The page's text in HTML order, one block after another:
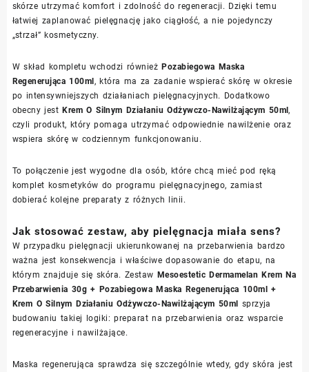
skórze utrzymać komfort i zdolność do regeneracji. Dzięki temu
łatwiej zaplanować pielęgnację jako ciągłość, a nie pojedynczy
„strzał” kosmetyczny.
W skład kompletu wchodzi równieżPozabiegowa Maska
Regenerująca 100ml, która ma za zadanie wspierać skórę w okresie
po intensywniejszych działaniach pielęgnacyjnych. Dodatkowo
obecny jestKrem O Silnym Działaniu Odżywczo-Nawilżającym 50ml,
czyli produkt, który pomaga utrzymać odpowiednie nawilżenie oraz
wspiera skórę w codziennym funkcjonowaniu.
To połączenie jest wygodne dla osób, które chcą mieć pod ręką
komplet kosmetyków do programu pielęgnacyjnego, zamiast
dobierać kolejne preparaty z różnych linii.
Jak stosować zestaw, aby pielęgnacja miała sens?
W przypadku pielęgnacji ukierunkowanej na przebarwienia bardzo
ważna jest konsekwencja i właściwe dopasowanie do etapu, na
którym znajduje się skóra. Zestaw Mesoestetic Dermamelan Krem Na
Przebarwienia 30g + Pozabiegowa Maska Regenerująca 100ml +
Krem O Silnym Działaniu Odżywczo-Nawilżającym 50ml sprzyja
budowaniu takiej logiki: preparat na przebarwienia oraz wsparcie
regeneracyjne i nawilżające.
Maska regenerująca sprawdza się szczególnie wtedy, gdy skóra jest